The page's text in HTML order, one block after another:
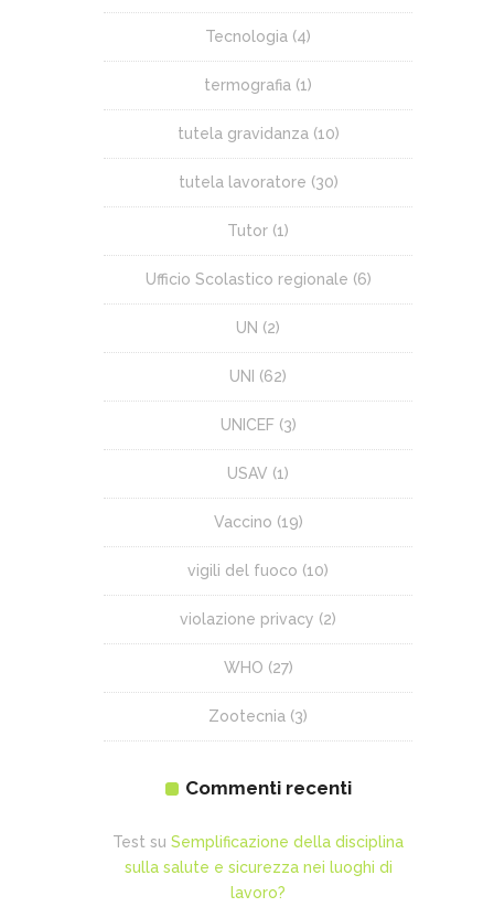
Tecnologia (4)
termografia (1)
tutela gravidanza (10)
tutela lavoratore (30)
Tutor (1)
Ufficio Scolastico regionale (6)
UN (2)
UNI (62)
UNICEF(3)
USAV (1)
Vaccino (19)
vigili del fuoco (10)
violazione privacy (2)
WHO (27)
Zootecnia (3)
Commenti recenti
Test su Semplificazione della disciplina
sulla salute e sicurezza nei luoghi di
lavoro?